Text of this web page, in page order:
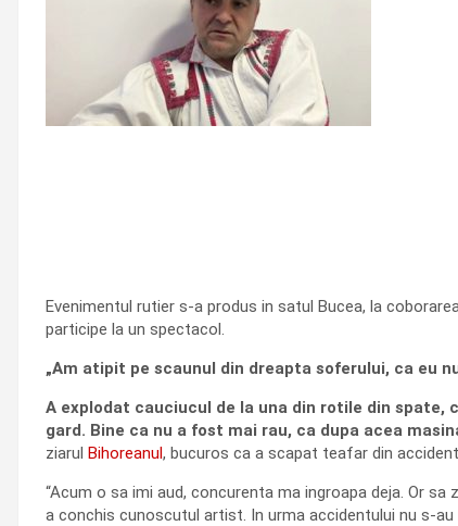
Evenimentul rutier s-a produs in satul Bucea, la
participe la un spectacol.
„Am atipit pe scaunul din dreapta soferului, ca eu
A explodat cauciucul de la una din rotile din spate,
gard. Bine ca nu a fost mai rau, ca dupa acea
ziarul Bihoreanul, bucuros ca a scapat teafar din
“Acum o sa imi aud, concurenta ma ingroapa deja. Or
a conchis cunoscutul artist. In urma accidentului nu s-